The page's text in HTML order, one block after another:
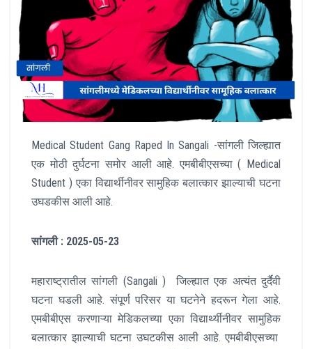
Medical Student Gang Raped In Sangali -सांगली जिल्ह्यात
एक मोठी दुर्घटना समोर आली आहे. एमबीबीएसच्या ( Medical
Student ) एका विद्यार्थीनीवर सामुहिक बलात्कार झाल्याची घटना
उघडकीस आली आहे.
सांगली : 2025-05-23
महाराष्ट्रातील सांगली (Sangali ) जिल्ह्यात एक अत्यंत दुर्दैवी
घटना घडली आहे. संपूर्ण परिसर या घटनेने हदरून गेला आहे.
एमबीबीएस करणाऱ्या मेडिकलच्या एका विद्यार्थ्यीनीवर सामुहिक
बलात्कार झाल्याची घटना उघटकीस आली आहे. एमबीबीएसच्या